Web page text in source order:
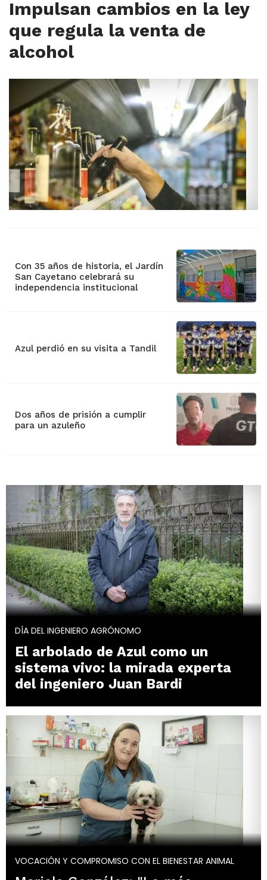
Impulsan cambios en la ley
que regula la venta de
alcohol
Con 35 años de historia, el Jardín
San Cayetano celebrará su
independencia institucional
Azul perdió en su visita a Tandil
Dos años de prisión a cumplir
para un azuleño
DÍA DEL INGENIERO AGRÓNOMO
El arbolado de Azul como un
sistema vivo: la mirada experta
del ingeniero Juan Bardi
VOCACIÓN Y COMPROMISO CON EL BIENESTAR ANIMAL